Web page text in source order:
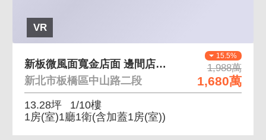
VR
15.5%
1,988萬
1,680萬
新板微風面寬金店面 邊間店面、門前好停車
新北市板橋區中山路二段
13.28坪
1/10樓
1房(室)1廳1衛(含加蓋1房(室))